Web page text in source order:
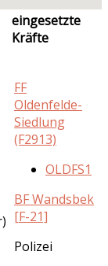
eingesetzte
Kräfte
FF
Oldenfelde-
Siedlung
(F2913)
OLDFS1
BF Wandsbek
[F-21]
Polizei